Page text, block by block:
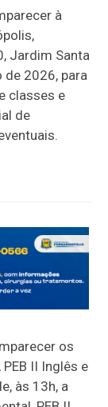
à
Jardim Santa
de 2026, para
classes e
de
os
II Inglês e
às 13h, a